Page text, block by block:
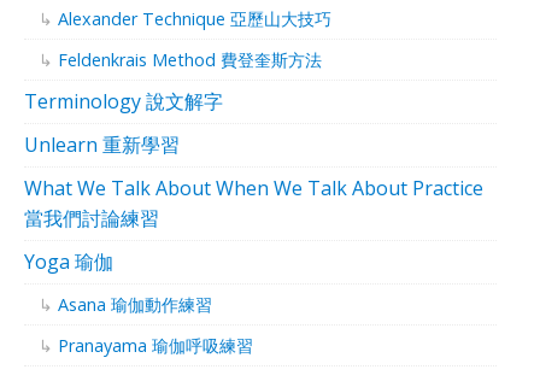
Alexander Technique 亞歷山大技巧
Feldenkrais Method 費登奎斯方法
Terminology 說文解字
Unlearn 重新學習
What We Talk About When We Talk About Practice
當我們討論練習
Yoga 瑜伽
Asana 瑜伽動作練習
Pranayama 瑜伽呼吸練習